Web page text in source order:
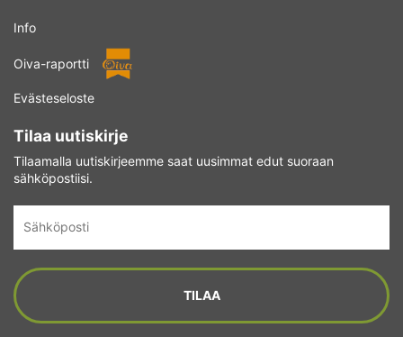
Info
Oiva-raportti
Evästeseloste
Tilaa uutiskirje
Tilaamalla uutiskirjeemme saat uusimmat edut suoraan
sähköpostiisi.